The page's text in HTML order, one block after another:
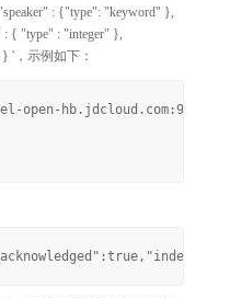
: {"type": "keyword" },
{ "type" : "integer" },
'，示例如下：
open-